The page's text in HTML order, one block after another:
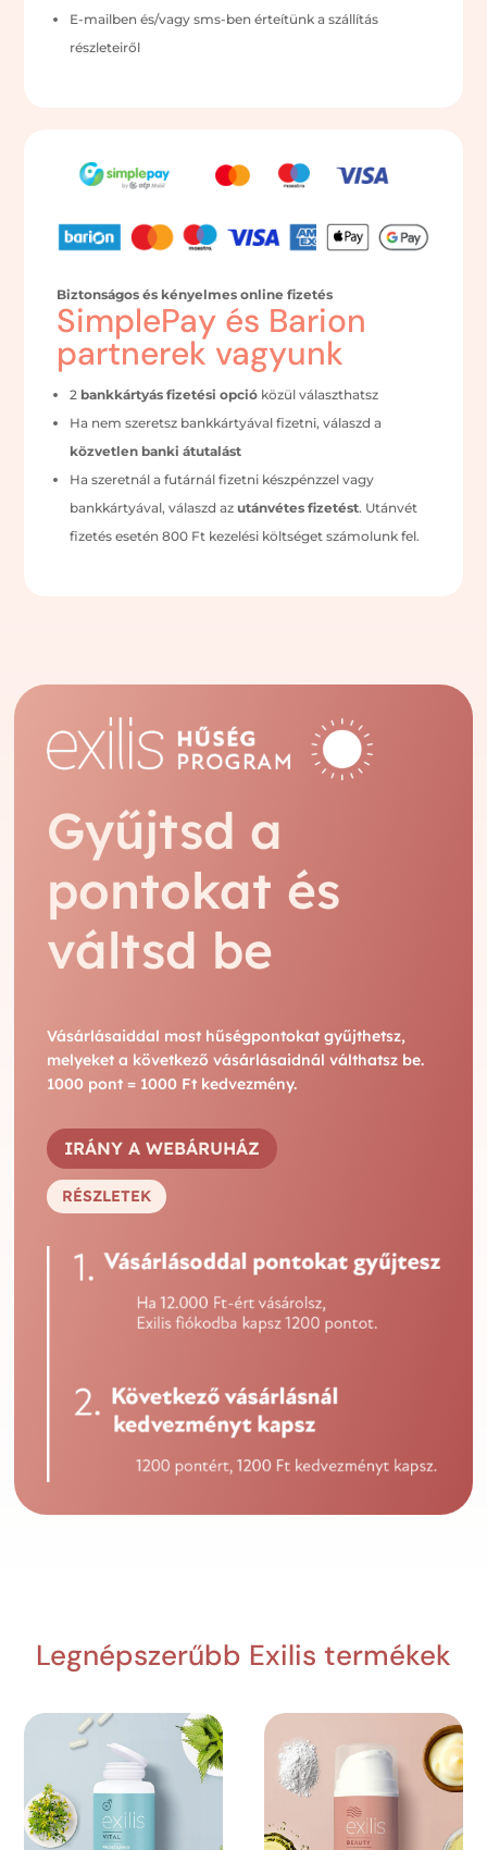
E-mailben és/vagy sms-ben érteítünk a szállítás
részleteiről
Biztonságos és kényelmes online fizetés
SimplePay és Barion
partnerek vagyunk
2 bankkártyás fizetési opció közül választhatsz
Ha nem szeretsz bankkártyával fizetni, válaszd a
közvetlen banki átutalást
Ha szeretnál a futárnál fizetni készpénzzel vagy
bankkártyával, válaszd azutánvétes fizetést. Utánvét
fizetés esetén 800 Ft kezelési költséget számolunk fel.
Gyűjtsd a
pontokat és
váltsd be
Vásárlásaiddal most hűségpontokat gyűjthetsz,
melyeket a következő vásárlásaidnál válthatsz be.
1000 pont = 1000 Ft kedvezmény.
IRÁNY A WEBÁRUHÁZ
RÉSZLETEK
Legnépszerűbb Exilis termékek